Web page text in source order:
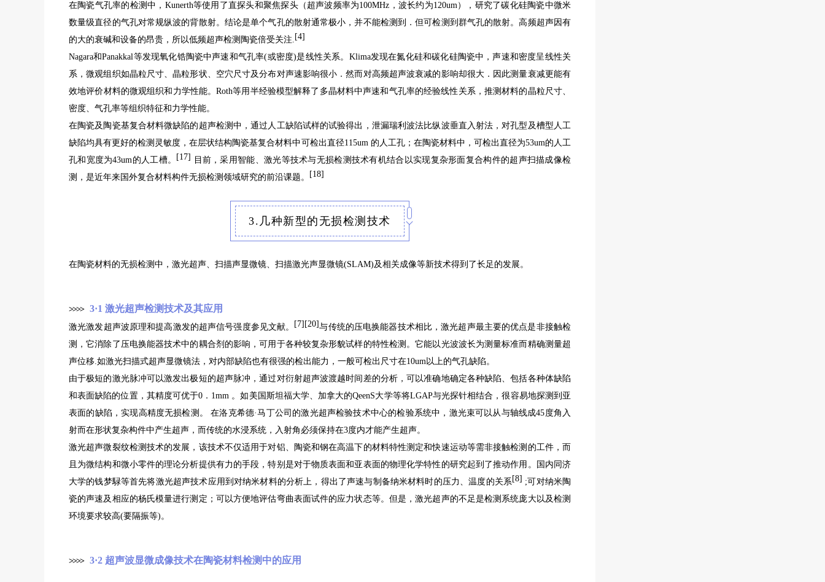
在陶瓷气孔率的检测中，Kunerth等使用了直探头和聚焦探头（超声波频率为100MHz，波长约为120um），研究了碳化硅陶瓷中微米
数量级直径的气孔对常规纵波的背散射。结论是单个气孔的散射通常极小，并不能检测到．但可检测到群气孔的散射。高频超声因有
的大的衰碱和设备的昂贵，所以低频超声检测陶瓷倍受关注. [4]
Nagara和Panakkal等发现氧化锆陶瓷中声速和气孔率(或密度)是线性关系。Klima发现在氮化硅和碳化硅陶瓷中，声速和密度呈线性关
系，微观组织如晶粒尺寸、晶粒形状、空穴尺寸及分布对声速影响很小．然而对高频超声波衰减的影响却很大．因此测量衰减更能有
效地评价材料的微观组织和力学性能。Roth等用半经验模型解释了多晶材料中声速和气孔率的经验线性关系，推测材料的晶粒尺寸、
密度、气孔率等组织特征和力学性能。
在陶瓷及陶瓷基复合材料微缺陷的超声检测中，通过人工缺陷试样的试验得出，泄漏瑞利波法比纵波垂直入射法，对孔型及槽型人工
缺陷均具有更好的检测灵敏度，在层状结构陶瓷基复合材料中可检出直径115um 的人工孔；在陶瓷材料中，可检出直径为53um的人工
孔和宽度为43um的人工槽。
[17]
目前，采用智能、激光等技术与无损检测技术有机结合以实现复杂形面复合构件的超声扫描成像检
测，是近年来国外复合材料构件无损检测领域研究的前沿课题。
[18]
3.几种新型的无损检测技术
在陶瓷材料的无损检测中，激光超声、扫描声显微镜、扫描激光声显微镜(SLAM)及相关成像等新技术得到了长足的发展。
>>>> 3·1 激光超声检测技术及其应用
激光激发超声波原理和提高激发的超声信号强度参见文献。 [7][20]与传统的压电换能器技术相比，激光超声最主要的优点是非接触检
测，它消除了压电换能器技术中的耦合剂的影响，可用于各种较复杂形貌试样的特性检测。它能以光波波长为测量标准而精确测量超
声位移.如激光扫描式超声显微镜法，对内部缺陷也有很强的检出能力，一般可检出尺寸在10um以上的气孔缺陷。
由于极短的激光脉冲可以激发出极短的超声脉冲，通过对衍射超声波渡越时间差的分析，可以准确地确定各种缺陷、包括各种体缺陷
和表面缺陷的位置，其精度可优于0．1mm 。如美国斯坦福大学、加拿大的QeenS大学等将LGAP与光探针相结合，很容易地探测到亚
表面的缺陷，实现高精度无损检测。 在洛克希德·马丁公司的激光超声检验技术中心的检验系统中，激光束可以从与轴线成45度角入
射而在形状复杂构件中产生超声，而传统的水浸系统，入射角必须保持在3度内才能产生超声。
激光超声微裂纹检测技术的发展，该技术不仅适用于对铝、陶瓷和钢在高温下的材料特性测定和快速运动等需非接触检测的工件，而
且为微结构和微小零件的理论分析提供有力的手段，特别是对于物质表面和亚表面的物理化学特性的研究起到了推动作用。国内同济
大学的钱梦騄等首先将激光超声技术应用到对纳米材料的分析上，得出了声速与制备纳米材料时的压力、温度的关系[8] ;可对纳米陶
瓷的声速及相应的杨氏模量进行测定；可以方便地评估弯曲表面试件的应力状态等。但是，激光超声的不足是检测系统庞大以及检测
环境要求较高(要隔振等)。
>>>> 3·2 超声波显微成像技术在陶瓷材料检测中的应用